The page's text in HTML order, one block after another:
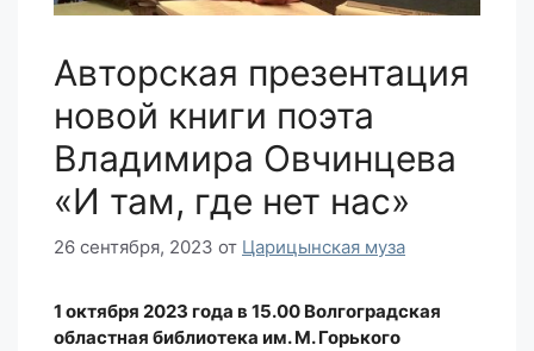
Авторская презентация
новой книги поэта
Владимира Овчинцева
«И там, где нет нас»
26 сентября, 2023 от Царицынская муза
1 октября 2023 года в 15.00 Волгоградская
областная библиотека им. М. Горького